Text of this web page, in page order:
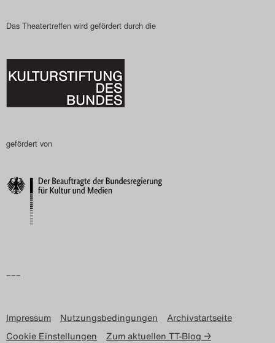
Das Theatertreffen wird gefördert durch die
gefördert von
–––
Impressum Nutzungsbedingungen
Archivstartseite
Cookie Einstellungen
Zum aktuellen TT-Blog →